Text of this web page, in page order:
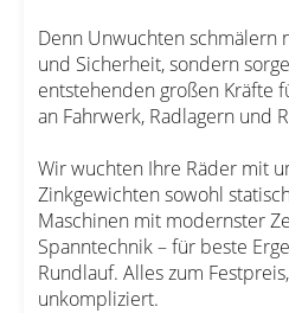
Denn Unwuchten schmälern
und Sicherheit, sondern
entstehenden großen Kräfte
an Fahrwerk, Radlagern und
Wir wuchten Ihre Räder mit
Zinkgewichten sowohl
Maschinen mit modernster
Spanntechnik – für beste
Rundlauf. Alles zum
unkompliziert.